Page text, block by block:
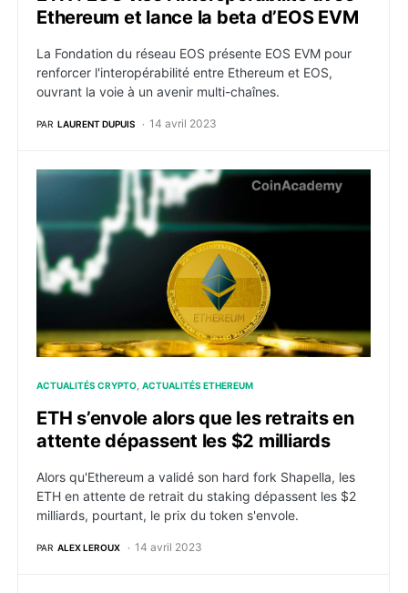
Ethereum et lance la beta d’EOS EVM
La Fondation du réseau EOS présente EOS EVM pour
renforcer l'interopérabilité entre Ethereum et EOS,
ouvrant la voie à un avenir multi-chaînes.
PAR LAURENT DUPUIS 14 avril 2023
ETH s’envole alors que les retraits en attente
ACTUALITÉS CRYPTO ACTUALITÉS ETHEREUM
ETH s’envole alors que les retraits en
attente dépassent les $2 milliards
Alors qu'Ethereum a validé son hard fork Shapella, les
ETH en attente de retrait du staking dépassent les $2
milliards, pourtant, le prix du token s'envole.
PAR ALEX LEROUX 14 avril 2023